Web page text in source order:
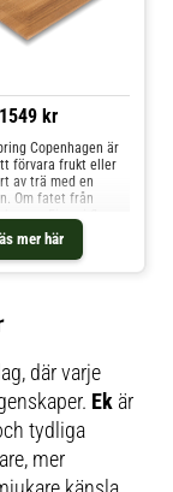
1549 kr
mer här
Copenhagen är
förvara frukt eller
av trä med en
Om fatet från
Finns i flera
Fat i massivt
för fatet- Rengör
trasa. Shoppa
där varje
Ek är
tydliga
mer